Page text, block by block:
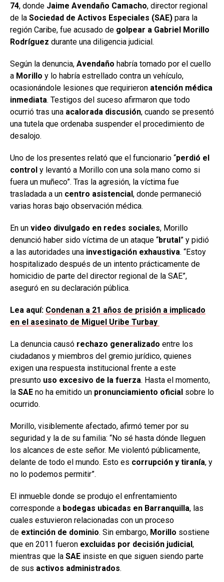
74, donde Jaime Avendaño Camacho, director regional
de la Sociedad de Activos Especiales (SAE) para la
región Caribe, fue acusado de golpear a Gabriel Morillo
Rodríguez durante una diligencia judicial.
Según la denuncia, Avendaño habría tomado por el cuello
a Morillo y lo habría estrellado contra un vehículo,
ocasionándole lesiones que requirieron atención médica
inmediata. Testigos del suceso afirmaron que todo
ocurrió tras una acalorada discusión, cuando se presentó
una tutela que ordenaba suspender el procedimiento de
desalojo.
Uno de los presentes relató que el funcionario “perdió el
control y levantó a Morillo con una sola mano como si
fuera un muñeco”. Tras la agresión, la víctima fue
trasladada a un centro asistencial, donde permaneció
varias horas bajo observación médica.
En un video divulgado en redes sociales, Morillo
denunció haber sido víctima de un ataque “brutal” y pidió
a las autoridades una investigación exhaustiva. “Estoy
hospitalizado después de un intento prácticamente de
homicidio de parte del director regional de la SAE”,
aseguró en su declaración pública.
Lea aquí: Condenan a 21 años de prisión a implicado
en el asesinato de Miguel Uribe Turbay
La denuncia causó rechazo generalizado entre los
ciudadanos y miembros del gremio jurídico, quienes
exigen una respuesta institucional frente a este
presunto uso excesivo de la fuerza. Hasta el momento,
la SAE no ha emitido un pronunciamiento oficial sobre lo
ocurrido.
Morillo, visiblemente afectado, afirmó temer por su
seguridad y la de su familia: “No sé hasta dónde lleguen
los alcances de este señor. Me violentó públicamente,
delante de todo el mundo. Esto es corrupción y tiranía, y
no lo podemos permitir”.
El inmueble donde se produjo el enfrentamiento
corresponde a bodegas ubicadas en Barranquilla, las
cuales estuvieron relacionadas con un proceso
de extinción de dominio. Sin embargo, Morillo sostiene
que en 2011 fueron excluidas por decisión judicial,
mientras que la SAE insiste en que siguen siendo parte
de sus activos administrados.